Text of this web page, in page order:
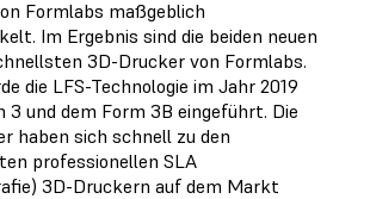
Formlabs maßgeblich
Im Ergebnis sind die beiden neuen
3D-Drucker von Formlabs.
die LFS-Technologie im Jahr 2019
3 und dem Form 3B eingeführt. Die
haben sich schnell zu den
professionellen SLA
3D-Druckern auf dem Markt